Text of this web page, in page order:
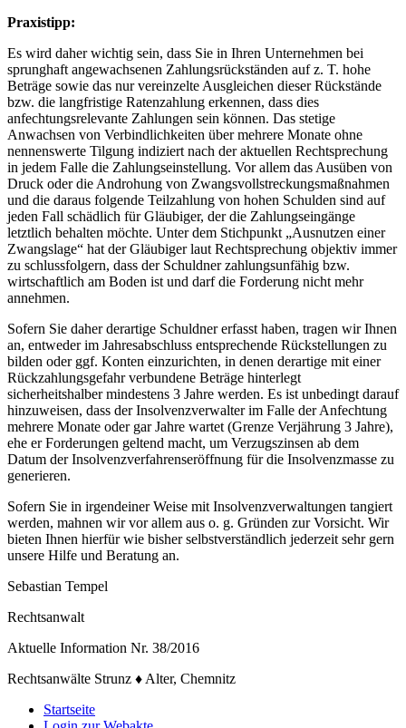
Praxistipp:
Es wird daher wichtig sein, dass Sie in Ihren Unternehmen bei
sprunghaft angewachsenen Zahlungsrückständen auf z. T. hohe
Beträge sowie das nur vereinzelte Ausgleichen dieser Rückstände
bzw. die langfristige Ratenzahlung erkennen, dass dies
anfechtungsrelevante Zahlungen sein können. Das stetige
Anwachsen von Verbindlichkeiten über mehrere Monate ohne
nennenswerte Tilgung indiziert nach der aktuellen Rechtsprechung
in jedem Falle die Zahlungseinstellung. Vor allem das Ausüben von
Druck oder die Androhung von Zwangsvollstreckungsmaßnahmen
und die daraus folgende Teilzahlung von hohen Schulden sind auf
jeden Fall schädlich für Gläubiger, der die Zahlungseingänge
letztlich behalten möchte. Unter dem Stichpunkt „Ausnutzen einer
Zwangslage“ hat der Gläubiger laut Rechtsprechung objektiv immer
zu schlussfolgern, dass der Schuldner zahlungsunfähig bzw.
wirtschaftlich am Boden ist und darf die Forderung nicht mehr
annehmen.
Sofern Sie daher derartige Schuldner erfasst haben, tragen wir Ihnen
an, entweder im Jahresabschluss entsprechende Rückstellungen zu
bilden oder ggf. Konten einzurichten, in denen derartige mit einer
Rückzahlungsgefahr verbundene Beträge hinterlegt
sicherheitshalber mindestens 3 Jahre werden. Es ist unbedingt darauf
hinzuweisen, dass der Insolvenzverwalter im Falle der Anfechtung
mehrere Monate oder gar Jahre wartet (Grenze Verjährung 3 Jahre),
ehe er Forderungen geltend macht, um Verzugszinsen ab dem
Datum der Insolvenzverfahrenseröffnung für die Insolvenzmasse zu
generieren.
Sofern Sie in irgendeiner Weise mit Insolvenzverwaltungen tangiert
werden, mahnen wir vor allem aus o. g. Gründen zur Vorsicht. Wir
bieten Ihnen hierfür wie bisher selbstverständlich jederzeit sehr gern
unsere Hilfe und Beratung an.
Sebastian Tempel
Rechtsanwalt
Aktuelle Information Nr. 38/2016
Rechtsanwälte Strunz ♦ Alter, Chemnitz
Startseite